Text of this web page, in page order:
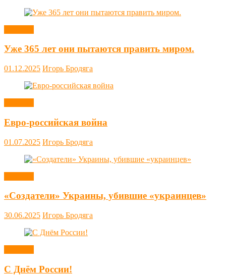
Уже 365 лет они пытаются править миром.
01.12.2025 Игорь Бродяга
Евро-российская война
01.07.2025 Игорь Бродяга
«Создатели» Украины, убившие «украинцев»
30.06.2025 Игорь Бродяга
С Днём России!